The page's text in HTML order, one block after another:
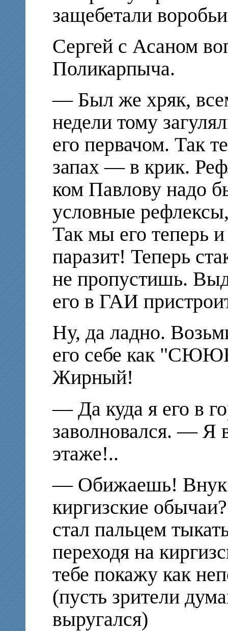
защебетали
Сергей с Асаном
Поликарпыча.
— Был же хряк,
недели тому
его первачом. Так
запах — в крик.
ком Павлову надо
условные
Так мы его теперь
паразит! Теперь
не пропустишь.
его в ГАИ
Ну, да ладно.
его себе как
Жирный!
— Да куда я его в
заволновался. — Я
этаже!..
— Обижаешь! Внук
киргизские
стал пальцем
переходя на
тебе покажу как
(пусть зрители
выругался)